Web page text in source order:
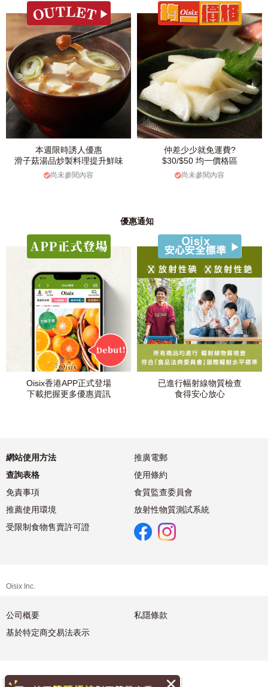
本週限時誘人優惠
滑子菇湯品炒製料理提升鮮味
尚未參閱內容
仲差少少就免運費?
$30/$50 均一價格區
尚未參閱內容
優惠通知
Oisix香港APP正式登場
下載把握更多優惠資訊
已進行幅射線物質檢查
食得安心放心
網站使用方法
推廣電郵
查詢表格
使用條約
免責事項
食質監查委員會
推薦使用環境
放射性物質測試系統
受限制食物售賣許可證
Oisix Inc.
公司概要
私隱條款
基於特定商交易法表示